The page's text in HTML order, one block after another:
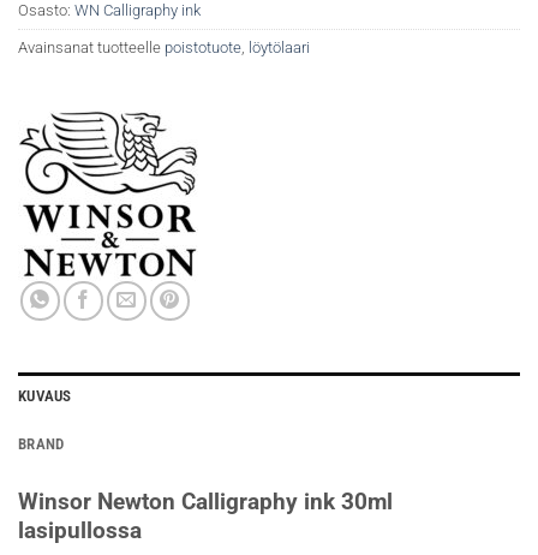
Osasto: WN Calligraphy ink
Avainsanat tuotteelle poistotuote, löytölaari
KUVAUS
BRAND
Winsor Newton Calligraphy ink 30ml
lasipullossa